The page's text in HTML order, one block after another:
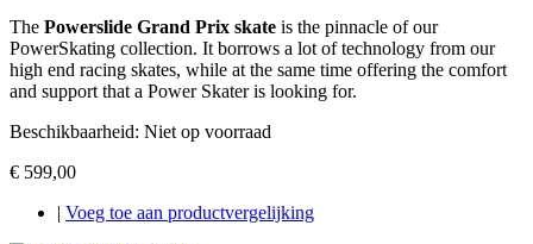
The Powerslide Grand Prix skate is the pinnacle of our
PowerSkating collection. It borrows a lot of technology from our
high end racing skates, while at the same time offering the comfort
and support that a Power Skater is looking for.
Beschikbaarheid: Niet op voorraad
€ 599,00
Voeg toe aan productvergelijking